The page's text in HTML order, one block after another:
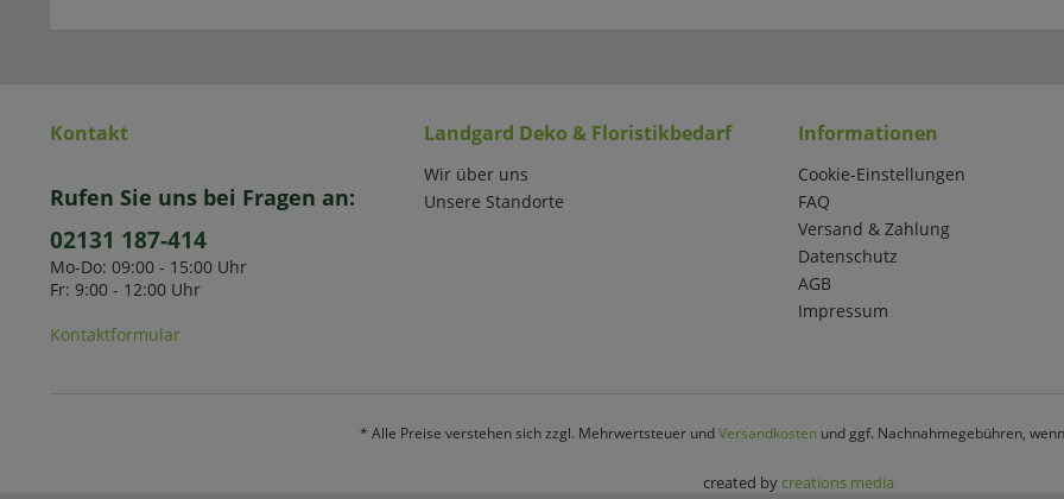
Kontakt
Rufen Sie uns bei Fragen an:
02131 187-414
Mo-Do: 09:00 - 15:00 Uhr
Fr: 9:00 - 12:00 Uhr
Kontaktformular
Landgard Deko & Floristikbedarf
Wir über uns
Unsere Standorte
Informationen
Cookie-Einstellungen
FAQ
Versand & Zahlung
Datenschutz
AGB
Impressum
* Alle Preise verstehen sich zzgl. Mehrwertsteuer undVersandkosten und ggf. Nachnahmegebühren,
created by creations media